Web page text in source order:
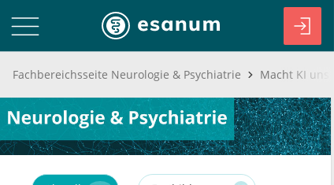
Fachbereichsseite Neurologie & Psychiatrie